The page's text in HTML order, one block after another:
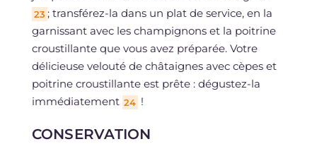
23 ; transférez-la dans un plat de service, en la
garnissant avec les champignons et la poitrine
croustillante que vous avez préparée. Votre
délicieuse velouté de châtaignes avec cèpes et
poitrine croustillante est prête : dégustez-la
immédiatement 24 !
CONSERVATION